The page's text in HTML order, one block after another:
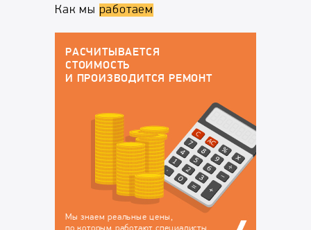
Как мы работаем
ГАРАНТИЙНОЕ ОБСЛУЖИВАНИЕ
По окончанию работ у вас будут все
докменты:
закрепляется
ответственность за
сохранность вашего
техники на время
ремонта
котором перечислены
устранённые
неисправности, на
которые будет
действовать гарантия